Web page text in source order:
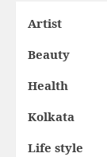
Artist
Beauty
Health
Kolkata
Life style